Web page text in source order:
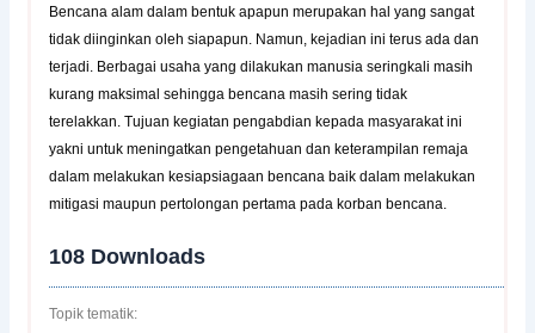
Bencana alam dalam bentuk apapun merupakan hal yang sangat
tidak diinginkan oleh siapapun. Namun, kejadian ini terus ada dan
terjadi. Berbagai usaha yang dilakukan manusia seringkali masih
kurang maksimal sehingga bencana masih sering tidak
terelakkan. Tujuan kegiatan pengabdian kepada masyarakat ini
yakni untuk meningatkan pengetahuan dan keterampilan remaja
dalam melakukan kesiapsiagaan bencana baik dalam melakukan
mitigasi maupun pertolongan pertama pada korban bencana.
108 Downloads
Topik tematik: